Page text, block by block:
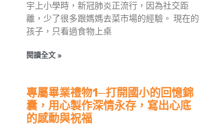
宇上小學時，新冠肺炎正流行，因為社交距
離，少了很多跟媽媽去菜市場的經驗。 現在的
孩子，只看過食物上桌
閱讀全文 »
專屬畢業禮物1─打開國小的回憶錦
囊，用心製作深情永存，寫出心底
的感動與祝福